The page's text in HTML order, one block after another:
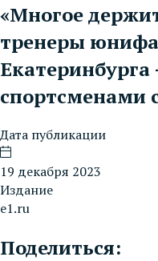
«Многое
тренеры
Екатеринбурга
спортсменами
Дата публикации
19 декабря 2023
Издание
e1.ru
Поделиться: